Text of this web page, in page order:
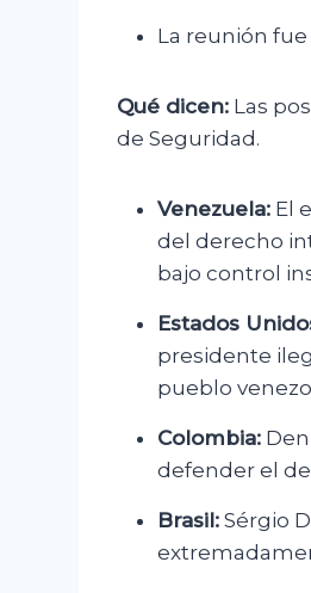
La reunión
Qué dicen: Las
de Seguridad.
Venezuela: El
del derecho
bajo control
Estados
presidente
pueblo
Colombia:
defender el
Brasil: Sérgio